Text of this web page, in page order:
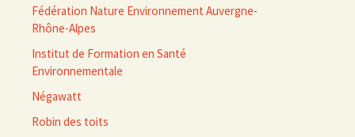
Fédération Nature Environnement Auvergne-
Rhône-Alpes
Institut de Formation en Santé
Environnementale
Négawatt
Robin des toits